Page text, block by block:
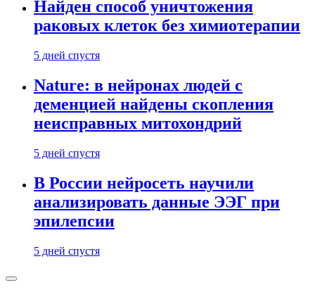
Найден способ уничтожения
раковых клеток без химиотерапии
5 дней спустя
Nature: в нейронах людей с
деменцией найдены скопления
неисправных митохондрий
5 дней спустя
В России нейросеть научили
анализировать данные ЭЭГ при
эпилепсии
5 дней спустя